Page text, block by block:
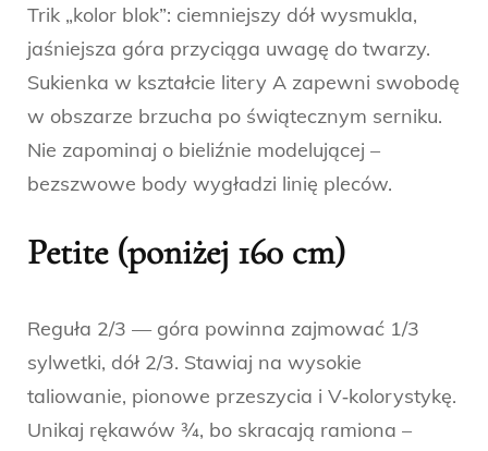
Trik „kolor blok”: ciemniejszy dół wysmukla,
jaśniejsza góra przyciąga uwagę do twarzy.
Sukienka w kształcie litery A zapewni swobodę
w obszarze brzucha po świątecznym serniku.
Nie zapominaj o bieliźnie modelującej –
bezszwowe body wygładzi linię pleców.
Petite (poniżej 160 cm)
Reguła 2/3 — góra powinna zajmować 1/3
sylwetki, dół 2/3. Stawiaj na wysokie
taliowanie, pionowe przeszycia i V‑kolorystykę.
Unikaj rękawów ¾, bo skracają ramiona –